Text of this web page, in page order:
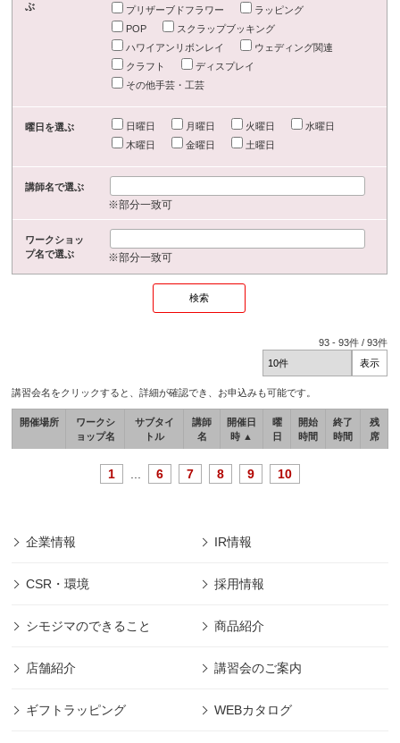
ぶ
プリザーブドフラワー
ラッピング
POP
スクラップブッキング
ハワイアンリボンレイ
ウェディング関連
クラフト
ディスプレイ
その他手芸・工芸
曜日を選ぶ 日曜日 月曜日 火曜日
水曜日
木曜日
金曜日 土曜日
講師名で選ぶ
※部分一致可
ワークショッ
プ名で選ぶ
※部分一致可
93 -93件 /93件
講習会名をクリックすると、詳細が確認でき、お申込みも可能です。
開催場所
ワークシ
ョップ名
サブタイ
トル
講師
名
開催日
時 ▲
曜
日
開始
時間
終了
時間
残
席
1 6 7 8 9 10
企業情報 IR情報
CSR・環境 採用情報
シモジマのできること 商品紹介
店舗紹介 講習会のご案内
ギフトラッピング WEBカタログ